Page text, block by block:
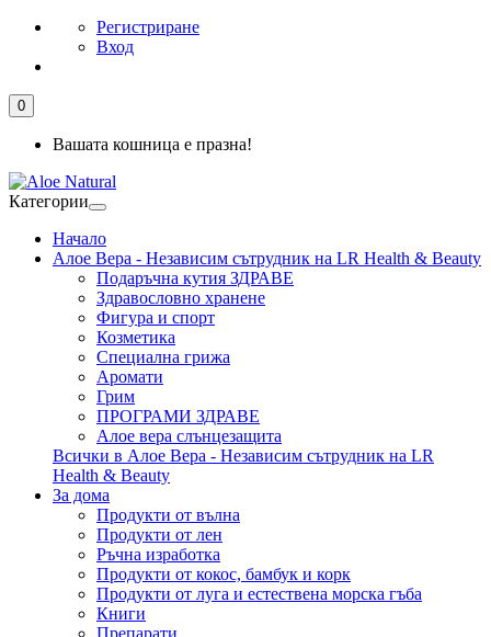
Регистриране
Вход
0
Вашата кошница е празна!
Категории
Начало
Алое Вера - Независим сътрудник на LR Health & Beauty
Подаръчна кутия ЗДРАВЕ
Здравословно хранене
Фигура и спорт
Козметика
Специална грижа
Аромати
Грим
ПРОГРАМИ ЗДРАВЕ
Алое вера слънцезащита
Всички в Алое Вера - Независим сътрудник на LR
Health & Beauty
За дома
Продукти от вълна
Продукти от лен
Ръчна изработка
Продукти от кокос, бамбук и корк
Продукти от луга и естествена морска гъба
Книги
Препарати